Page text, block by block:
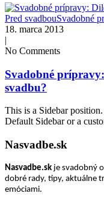
Pred svadbouSvadobné
18. marca 2013
|
No Comments
Svadobné
svadbu?
This is a Sidebar
Default Sidebar or a
Nasvadbe.sk
Nasvadbe.sk je svadobný
dobré rady, tipy, aktuálne
emóciami.